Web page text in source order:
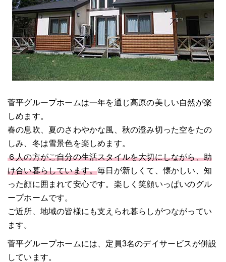
菅平グループホームは一年を通じ高原の美しい自然が楽
しめます。
春の息吹、夏のさわやかな風、秋の澄み切った空をたの
しみ、冬は雪景色を楽しめます。
６人の方がご自分の生活スタイルを大切にしながら、助
け合い暮らしています。毎日が新しくて、懐かしい、知
った顔に囲まれて安心です。楽しく笑顔いっぱいのグル
ープホームです。
ご近所、地域の皆様にも支えられ暮らしがつながってい
ます。
菅平グループホームには、定員3名のデイサービスが併設
しています。